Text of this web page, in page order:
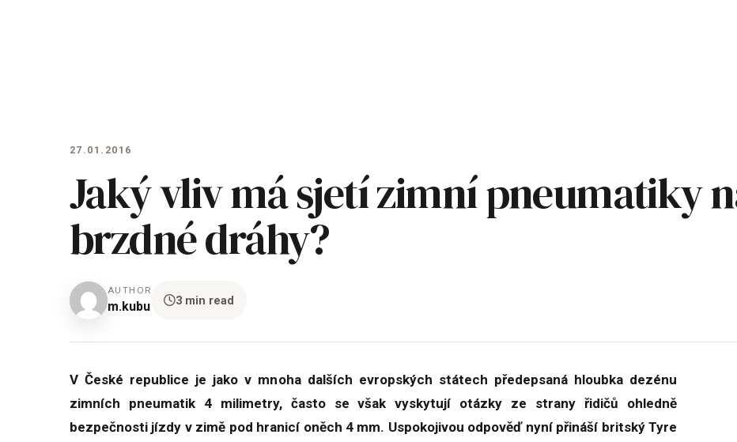
27.01.2016
Jaký vliv má sjetí zimní pneumatiky
brzdné dráhy?
AUTHOR
m.kubu 3 min read
V České republice je jako v mnoha dalších evropských státech předepsaná hloubka dezénu
zimních pneumatik 4 milimetry, často se však vyskytují otázky ze strany řidičů ohledně
bezpečnosti jízdy v zimě pod hranicí oněch 4 mm. Uspokojivou odpověď nyní přináší britský Tyre